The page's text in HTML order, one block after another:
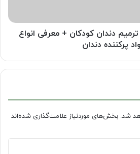
دندان کودکان + معرفی انواع
پرکننده دندان
شد. بخش‌های موردنیاز علامت‌گذاری شده‌اند